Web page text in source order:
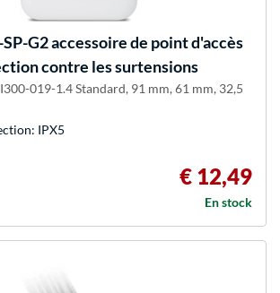
G2 accessoire de point d'accès
contre les surtensions
019-1.4 Standard, 91 mm, 61 mm, 32,5
IPX5
€ 12,49
En stock